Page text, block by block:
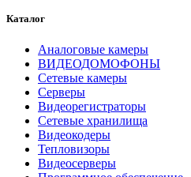
Каталог
Аналоговые камеры
ВИДЕОДОМОФОНЫ
Сетевые камеры
Серверы
Видеорегистраторы
Сетевые хранилища
Видеокодеры
Тепловизоры
Видеосерверы